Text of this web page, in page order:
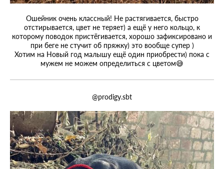
Ошейник очень классный! Не растягивается, быстро
отстирывается, цвет не теряет) а ещё у него кольцо, к
которому поводок пристёгивается, хорошо зафиксировано и
при беге не стучит об пряжку) это вообще супер )
Хотим на Новый год малышу ещё один приобрести) пока с
мужем не можем определиться с цветом😅
@prodigy.sbt